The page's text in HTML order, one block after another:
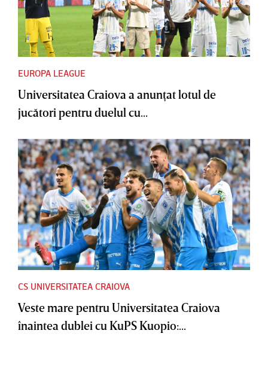
EUROPA LEAGUE
Universitatea Craiova a anunţat lotul de
jucători pentru duelul cu...
CS UNIVERSITATEA CRAIOVA
Veste mare pentru Universitatea Craiova
înaintea dublei cu KuPS Kuopio:...